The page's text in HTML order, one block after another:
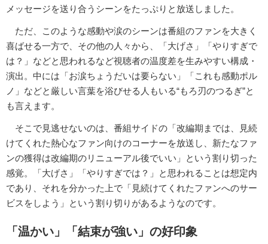
メッセージを送り合うシーンをたっぷりと放送しました。
ただ、このような感動や涙のシーンは番組のファンを大きく
喜ばせる一方で、その他の人々から、「大げさ」「やりすぎで
は？」などと思われるなど視聴者の温度差を生みやすい構成・
演出。中には「お涙ちょうだいは要らない」「これも感動ポル
ノ」などと厳しい言葉を浴びせる人もいる“もろ刃のつるぎ”と
も言えます。
そこで見逃せないのは、番組サイドの「改編期までは、見続
けてくれた熱心なファン向けのコーナーを放送し、新たなファ
ンの獲得は改編期のリニューアル後でいい」という割り切った
感覚。「大げさ」「やりすぎでは？」と思われることは想定内
であり、それを分かった上で「見続けてくれたファンへのサー
ビスをしよう」という割り切りがあるようなのです。
「温かい」「結束が強い」の好印象